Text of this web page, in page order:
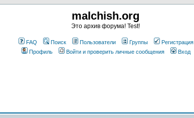
malchish.org
Это архив форума! Test!
FAQ Поиск Пользователи Группы
Регистрация
Профиль
Войти и проверить личные сообщения Вход